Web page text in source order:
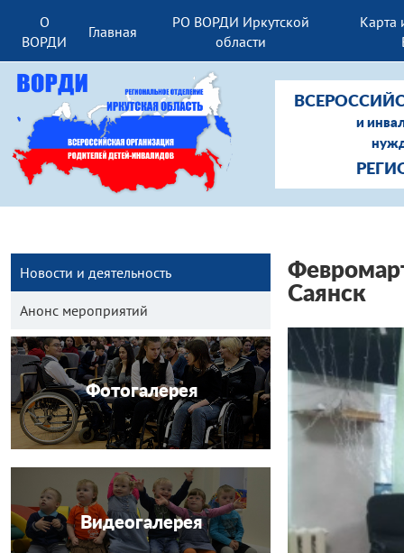
О
ВОРДИ
Главная
РО ВОРДИ Иркутской
области
Карта
и
Новости и деятельность
Анонс мероприятий
Фотогалерея
Видеогалерея
Саянск